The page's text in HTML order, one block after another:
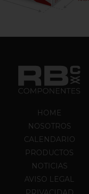
HOME
NOSOTROS
CALENDARIO
PRODUCTOS
NOTICIAS
AVISO LEGAL